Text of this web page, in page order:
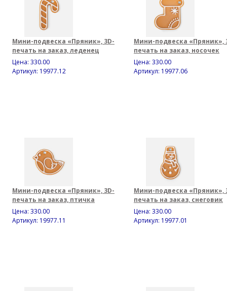
Мини-подвеска «Пряник», 3D-
печать на заказ, леденец
Цена: 330.00
Артикул: 19977.12
Мини-подвеска «Пряник»,
печать на заказ, носочек
Цена: 330.00
Артикул: 19977.06
Мини-подвеска «Пряник», 3D-
печать на заказ, птичка
Цена: 330.00
Артикул: 19977.11
Мини-подвеска «Пряник»,
печать на заказ, снеговик
Цена: 330.00
Артикул: 19977.01